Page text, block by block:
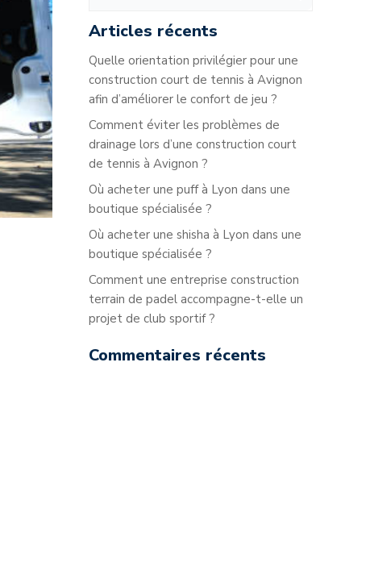
Articles récents
Quelle orientation privilégier pour une
construction court de tennis à Avignon
afin d’améliorer le confort de jeu ?
Comment éviter les problèmes de
drainage lors d’une construction court
de tennis à Avignon ?
Où acheter une puff à Lyon dans une
boutique spécialisée ?
Où acheter une shisha à Lyon dans une
boutique spécialisée ?
Comment une entreprise construction
terrain de padel accompagne-t-elle un
projet de club sportif ?
Commentaires récents